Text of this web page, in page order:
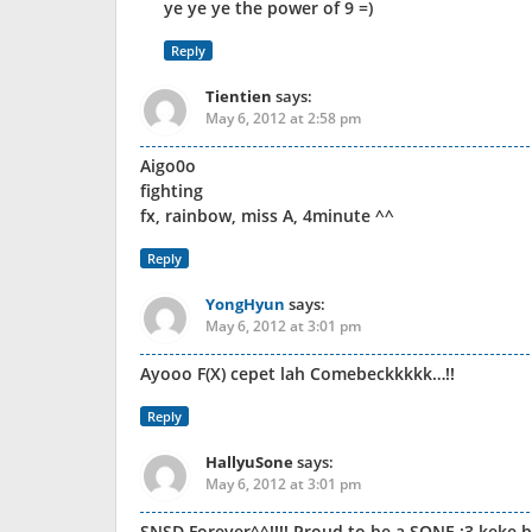
ye ye ye the power of 9 =)
Reply
Tientien says:
May 6, 2012 at 2:58 pm
Aigo0o
fighting
fx, rainbow, miss A, 4minute ^^
Reply
YongHyun says:
May 6, 2012 at 3:01 pm
Ayooo F(X) cepet lah Comebeckkkkk…!!
Reply
HallyuSonesays:
May 6, 2012 at 3:01 pm